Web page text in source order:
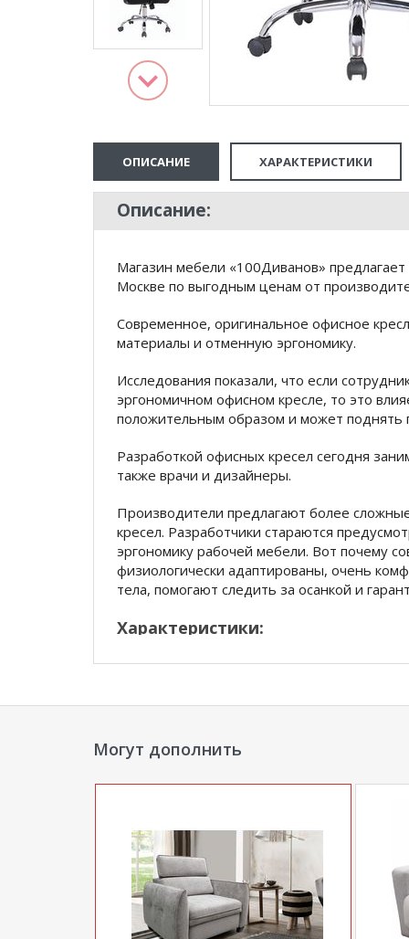
ОПИСАНИЕ ХАРАКТЕРИСТИКИ
Описание:
Магазин мебели «100Диванов»
Москве по выгодным ценам от
Современное, оригинальное офисное
материалы и отменную эргономику.
Исследования показали, что если
эргономичном офисном кресле, то это
положительным образом и может поднять
Разработкой офисных кресел сегодня
также врачи и дизайнеры.
Производители предлагают более
кресел. Разработчики стараются
эргономику рабочей мебели. Вот почему
физиологически адаптированы, очень
тела, помогают следить за осанкой и
Характеристики:
Материал обивки: сетка, ткань
Максимальная нагрузка: до 90 кг
Тип механизма: "топ-ган" качание с
Минимальная высота кресла: 900 мм
Максимальная высота кресла: 1000 мм
Ширина кресла: 585 мм
Минимальная высота до сиденья: 440
Максимальная высота до сиденья: 540
Могут дополнить